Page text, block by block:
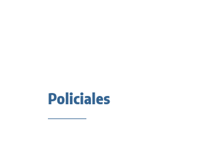
Policiales